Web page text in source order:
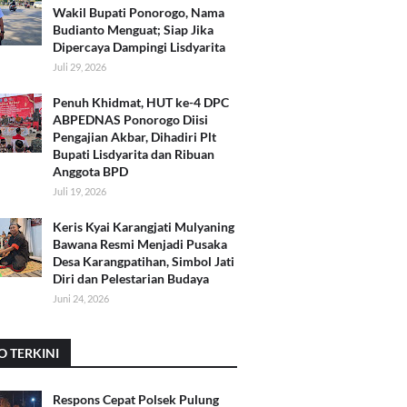
Wakil Bupati Ponorogo, Nama
Budianto Menguat; Siap Jika
Dipercaya Dampingi Lisdyarita
Juli 29, 2026
Penuh Khidmat, HUT ke-4 DPC
ABPEDNAS Ponorogo Diisi
Pengajian Akbar, Dihadiri Plt
Bupati Lisdyarita dan Ribuan
Anggota BPD
Juli 19, 2026
Keris Kyai Karangjati Mulyaning
Bawana Resmi Menjadi Pusaka
Desa Karangpatihan, Simbol Jati
Diri dan Pelestarian Budaya
Juni 24, 2026
TERKINI
Respons Cepat Polsek Pulung